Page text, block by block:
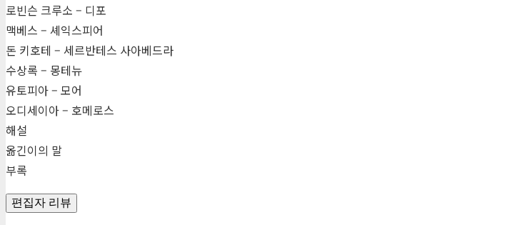
로빈슨 크루소 – 디포
맥베스 – 셰익스피어
돈 키호테 – 세르반테스 사아베드라
수상록 – 몽테뉴
유토피아 – 모어
오디세이아 – 호메로스
해설
옮긴이의 말
부록
편집자 리뷰